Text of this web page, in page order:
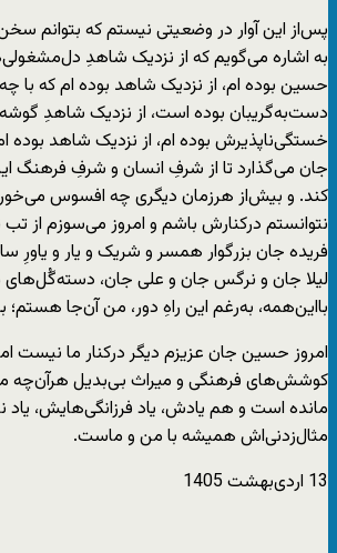
پس‌از این آوار در وضعیتی نیستم که بتوانم
به اشاره می‌گویم که از نزدیک شاهدِ
حسین بوده ‌ام، از نزدیک شاهد بوده ‌ام که با
دست‌به‌گریبان بوده است، از نزدیک شاهدِ
خستگی‌ناپذیرش بوده ‌ام، از نزدیک شاهد بوده‌
جان می‌گذارد تا از شرفِ انسان و شرفِ فرهنگ
کند. و بیش‌از هرزمان دیگری چه افسوس
نتوانستم درکنارش باشم و امروز می‌سوزم از تب
فریده جان بزرگوار همسر و شریک و یار و یاورِ
لیلا جان و نرگس جان و علی جان،
بااین‌همه، به‌رغم این راهِ دور، من آن‌جا
امروز حسین جان عزیزم دیگر درکنار ما نیست
کوشش‌‌های فرهنگی و میراث بی‌بدیل هرآن‌چه
مانده است و هم یادش، یاد فرزانگی‌هایش،
مثال‌زدنی‌اش همیشه با من و ماست.
13 اردی‌بهشت 1405